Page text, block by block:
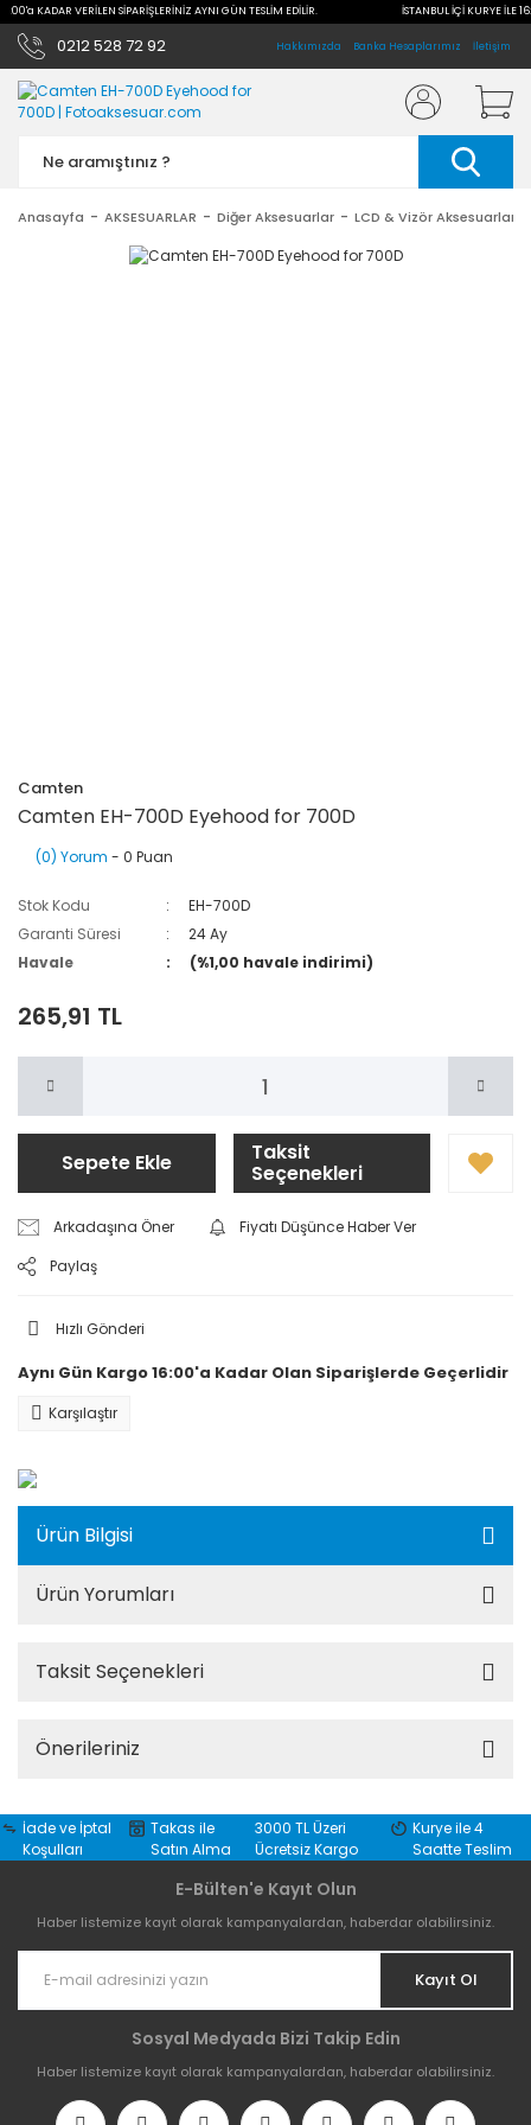
KADAR VERİLEN SİPARİŞLERİNİZ AYNI GÜN TESLİM EDİLİR. İSTANBUL İÇİ KURYE İLE
0212 528 72 92 Hakkımızda Banka Hesaplarımız İletişim
Anasayfa AKSESUARLAR Diğer Aksesuarlar LCD & Vizör Aksesuarları
Camten
Camten EH-700D Eyehood for 700D
(0) Yorum - 0 Puan
Stok Kodu
EH-700D
Garanti Süresi
24 Ay
Havale
(%1,00 havale indirimi)
265,91 TL
Sepete Ekle Taksit
Seçenekleri
Arkadaşına Öner
Fiyatı Düşünce Haber Ver
Paylaş
Hızlı Gönderi
Aynı Gün Kargo 16:00'a Kadar Olan Siparişlerde Geçerlidir
Karşılaştır
Ürün Bilgisi
Ürün Yorumları
Taksit Seçenekleri
Önerileriniz
İade ve İptal
Koşulları
Takas ile
Satın Alma
3000 TL Üzeri
Ücretsiz Kargo
Kurye ile 4
Saatte Teslim
E-Bülten'e Kayıt Olun
Haber listemize kayıt olarak kampanyalardan, haberdar olabilirsiniz.
Kayıt Ol
Sosyal Medyada Bizi Takip Edin
Haber listemize kayıt olarak kampanyalardan, haberdar olabilirsiniz.